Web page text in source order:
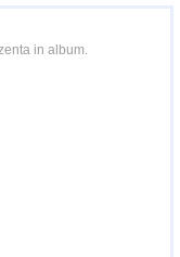
in album.